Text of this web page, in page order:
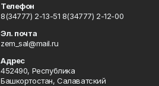
Телефон
8(34777) 2-13-51 8(34777) 2-12-00
Эл. почта
zem_sal@mail.ru
Адрес
452490, Республика
Башкортостан, Салаватский